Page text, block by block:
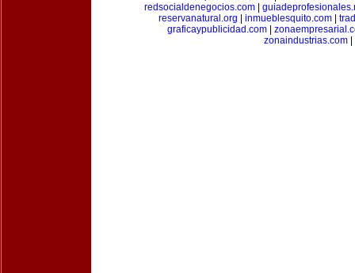
redsocialdenegocios.com|
reservanatural.org
inmueblesquito.com
graficaypublicidad.com
zonaindustrias.com